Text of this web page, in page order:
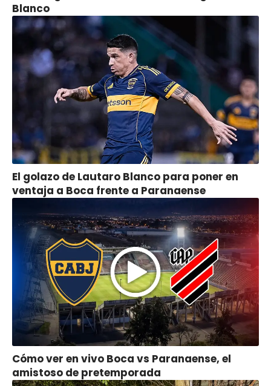
Blanco
El golazo de Lautaro Blanco para poner en
ventaja a Boca frente a Paranaense
Cómo ver en vivo Boca vs Paranaense, el
amistoso de pretemporada